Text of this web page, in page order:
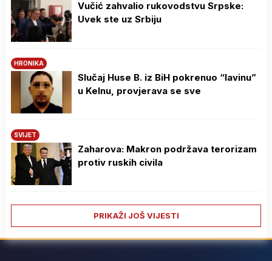
Vučić zahvalio rukovodstvu Srpske:
Uvek ste uz Srbiju
HRONIKA
Slučaj Huse B. iz BiH pokrenuo “lavinu”
u Kelnu, provjerava se sve
SVIJET
Zaharova: Makron podržava terorizam
protiv ruskih civila
PRIKAŽI JOŠ VIJESTI